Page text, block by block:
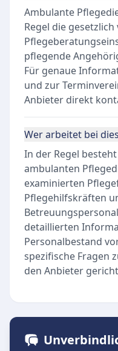
Ambulante
Regel die
pflegende
Für genaue
und zur
Anbieter direkt
Wer arbeitet bei
In der Regel
ambulanten
examinierten
Pflegehilfskräften
detaillierten
Personalbestand
spezifische Fragen
den Anbieter